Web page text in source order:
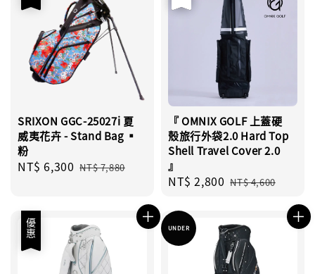
SRIXON GGC-25027i 夏
威夷花卉 - Stand Bag ▪︎
粉
Sale
NT$ 6,300 Regular
NT$ 7,880
『 OMNIX GOLF 上蓋硬
殼旅行外袋2.0 Hard Top
Shell Travel Cover 2.0
』
Sale
NT$ 2,800 Regular
NT$ 4,600
優惠 UNDER